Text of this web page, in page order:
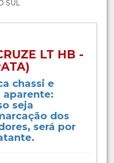
SUL
LT HB -
chassi e
seja
dos
será por